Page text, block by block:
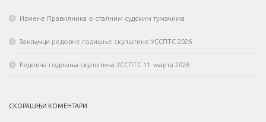
Измене Правилника о сталним судским тумачима
Закључци редовне годишње скупштине УССПТС 2026.
Редовна годишња скупштина УССПТС 11. марта 2026.
СКОРАШЊИ КОМЕНТАРИ